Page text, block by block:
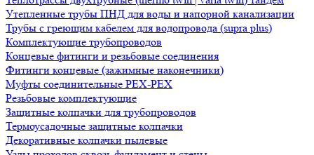
Утепленные трубы ПНД для воды и напорной канализации
Трубы с греющим кабелем для водопровода (supra plus)
Комплектующие трубопроводов
Концевые фитинги и резьбовые соединения
Фитинги концевые (зажимные наконечники)
Муфты соединительные РЕХ-PEX
Резьбовые комплектующие
Защитные колпачки для трубопроводов
Термоусадочные защитные колпачки
Декоративные колпачки пылевые